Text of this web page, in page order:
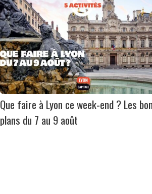
Que faire à Lyon ce week-end ? Les
plans du 7 au 9 août